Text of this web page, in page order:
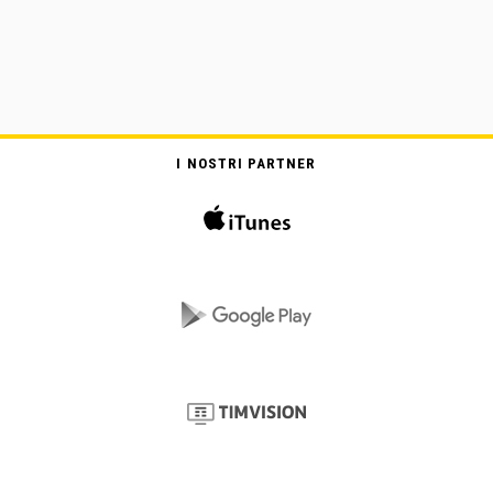
I NOSTRI PARTNER